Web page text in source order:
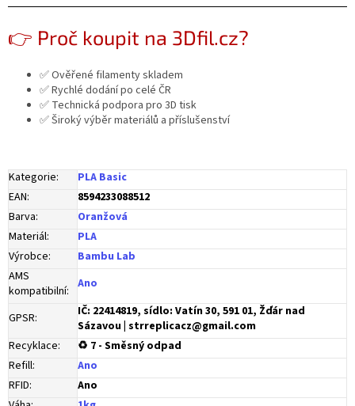
👉 Proč koupit na 3Dfil.cz?
✅ Ověřené filamenty skladem
✅ Rychlé dodání po celé ČR
✅ Technická podpora pro 3D tisk
✅ Široký výběr materiálů a příslušenství
Kategorie:
PLA Basic
EAN:
8594233088512
Barva:
Oranžová
Materiál:
PLA
Výrobce:
Bambu Lab
AMS
kompatibilní: Ano
GPSR:
IČ: 22414819, sídlo: Vatín 30, 591 01, Žďár nad
Sázavou | strreplicacz@gmail.com
Recyklace:
♻ 7 - Směsný odpad
Refill:
Ano
RFID:
Ano